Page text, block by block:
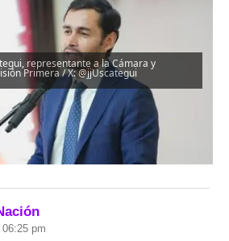
representante a la Cámara y
Primera / X: @jjUscategui
pm